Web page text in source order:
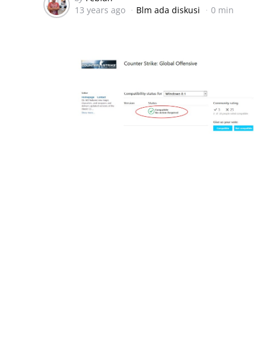
by
13 years ago
Blm ada diskusi 0 min